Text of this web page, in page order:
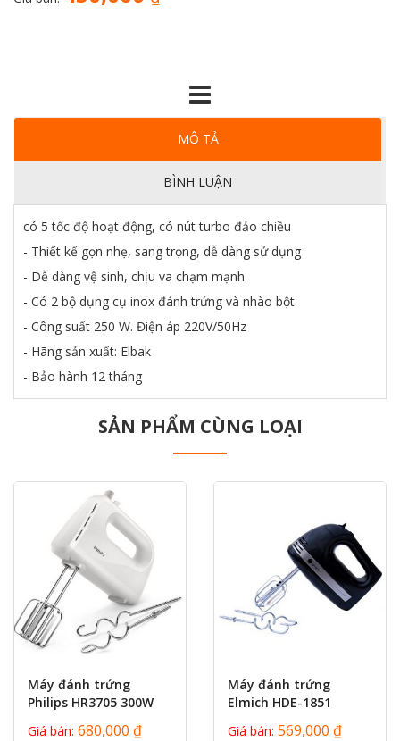
MÔ TẢ
BÌNH LUẬN
có 5 tốc độ hoạt động, có nút turbo đảo chiều
- Thiết kế gọn nhẹ, sang trọng, dễ dàng sử dụng
- Dễ dàng vệ sinh, chịu va chạm mạnh
- Có 2 bộ dụng cụ inox đánh trứng và nhào bột
- Công suất 250 W. Điện áp 220V/50Hz
- Hãng sản xuất: Elbak
- Bảo hành 12 tháng
SẢN PHẨM CÙNG LOẠI
Máy đánh trứng
Philips HR3705 300W
Giá bán: 680,000 ₫
Máy đánh trứng
Elmich HDE-1851
Giá bán: 569,000 ₫